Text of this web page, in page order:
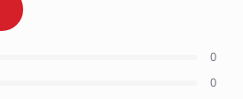
0
0